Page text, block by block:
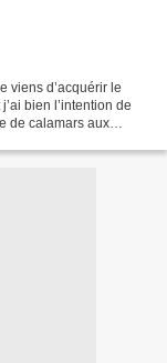
bien l’intention de
de calamars aux